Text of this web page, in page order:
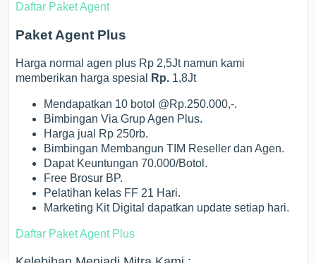
Daftar Paket Agent
Paket Agent Plus
Harga normal agen plus Rp 2,5Jt namun kami
memberikan harga spesial
Rp. 1,8Jt
Mendapatkan 10 botol @Rp.250.000,-.
Bimbingan Via Grup Agen Plus.
Harga jual Rp 250rb.
Bimbingan Membangun TIM Reseller dan Agen.
Dapat Keuntungan 70.000/Botol.
Free Brosur BP.
Pelatihan kelas FF 21 Hari.
Marketing Kit Digital dapatkan update setiap hari.
Daftar Paket Agent Plus